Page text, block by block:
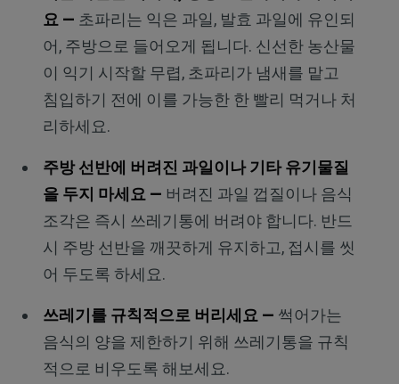
요 — 초파리는 익은 과일, 발효 과일에 유인되
어, 주방으로 들어오게 됩니다. 신선한 농산물
이 익기 시작할 무렵, 초파리가 냄새를 맡고
침입하기 전에 이를 가능한 한 빨리 먹거나 처
리하세요.
주방 선반에 버려진 과일이나 기타 유기물질
을 두지 마세요 — 버려진 과일 껍질이나 음식
조각은 즉시 쓰레기통에 버려야 합니다. 반드
시 주방 선반을 깨끗하게 유지하고, 접시를 씻
어 두도록 하세요.
쓰레기를 규칙적으로 버리세요 — 썩어가는
음식의 양을 제한하기 위해 쓰레기통을 규칙
적으로 비우도록 해보세요.